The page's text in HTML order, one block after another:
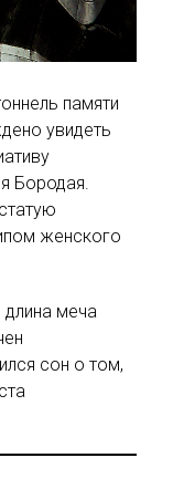
памяти
увидеть
Бородая.
женского
длина меча
сон о том,